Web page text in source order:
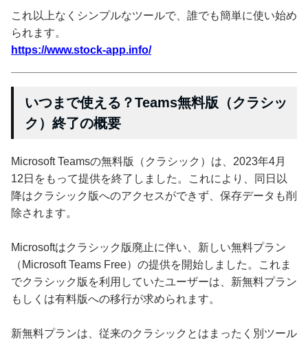
これ以上なくシンプルなツールで、誰でも簡単に使い始め
られます。
https://www.stock-app.info/
いつまで使える？Teams無料版（クラシッ
ク）終了の概要
Microsoft Teamsの無料版（クラシック）は、2023年4月
12日をもって提供を終了しました。これにより、同日以
降はクラシック版へのアクセスができず、保存データも削
除されます。
Microsoftはクラシック版廃止に伴い、新しい無料プラン
（Microsoft Teams Free）の提供を開始しました。これま
でクラシック版を利用していたユーザーは、新無料プラン
もしくは有料版への移行が求められます。
新無料プランは、従来のクラシックとはまったく別ツール